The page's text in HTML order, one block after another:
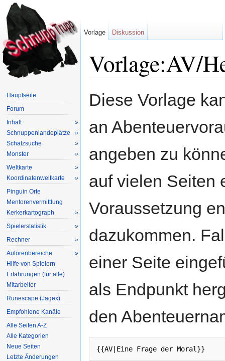
Vorlage:AV/
Diese Vorlage
an
angeben zu
auf vielen Seiten
Voraussetzung
dazukommen.
einer Seite
als Endpunkt
den
{{AV|Eine Frage der Moral}}
Vorlage Diskussion
Hauptseite
Forum
Inhalt
»
Schnuppenlandeplätze
»
Schatzsuche
»
Monster
»
Weltkarte
»
Koordinatenweltkarte
»
Pinguin Orte
Mentorenvermittlung
Kerkerkartograph
»
Spielerstatistik
»
Rechner
»
Autorenbereiche
»
Hilfe von Spielern
Erfahrungen (für alle)
Mitarbeiter
Runescape (Jagex)
Empfohlene Kanäle
Alle Seiten A-Z
Alle Kategorien
Neue Seiten
Letzte Änderungen